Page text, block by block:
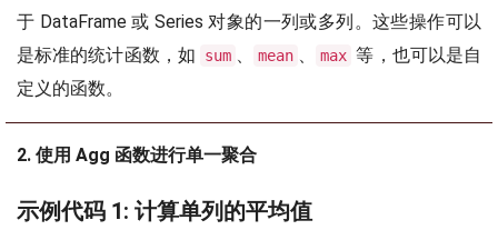
于 DataFrame 或 Series 对象的一列或多列。这些操作可以
是标准的统计函数，如
sum 、 mean 、 max 等，也可以是自
定义的函数。
2. 使用 Agg 函数进行单一聚合
示例代码 1: 计算单列的平均值